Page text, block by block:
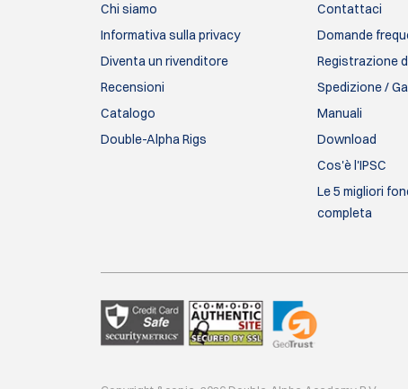
Chi siamo
Informativa sulla privacy
Diventa un rivenditore
Recensioni
Catalogo
Double-Alpha Rigs
Contattaci
Domande
Registrazione
Spedizione /
Manuali
Download
Cos'è l'IPSC
Le 5 migliori
completa